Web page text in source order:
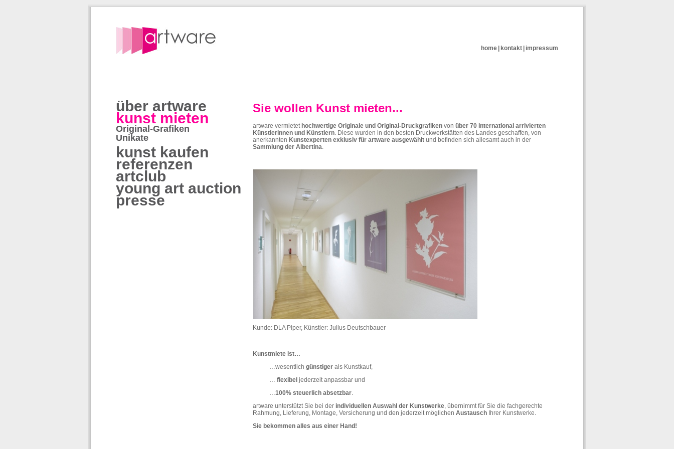
home kontakt impressum
über artware
kunst mieten
Original-Grafiken
Unikate
kunst kaufen
referenzen
artclub
young art auction
presse
Sie wollen Kunst mieten...
artware vermietet hochwertige Originale und Original-Druckgrafiken vonüber 70 international arrivierten
Künstlerinnen und Künstlern. Diese wurden in den besten Druckwerkstätten des Landes geschaffen, von
anerkannten Kunstexperten exklusiv für artware ausgewählt und befinden sich allesamt auch in der
Sammlung der Albertina.
Kunde: DLA Piper, Künstler: Julius Deutschbauer
Kunstmiete ist…
…wesentlichgünstiger als Kunstkauf,
…flexibel jederzeit anpassbar und
…100% steuerlich absetzbar.
artware unterstützt Sie bei der individuellen Auswahl der Kunstwerke, übernimmt für Sie die fachgerechte
Rahmung, Lieferung, Montage, Versicherung und den jederzeit möglichenAustausch Ihrer Kunstwerke.
Sie bekommen alles aus einer Hand!